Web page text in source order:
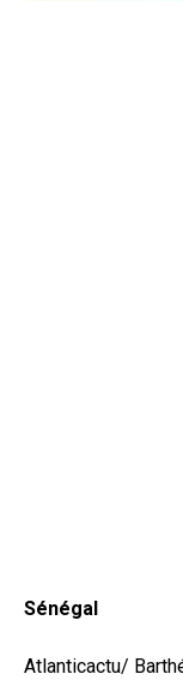
Sénégal
Atlanticactu/